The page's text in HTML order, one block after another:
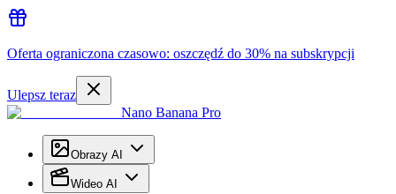
Oferta ograniczona czasowo: oszczędź do 30% na subskrypcji
Ulepsz teraz
Nano Banana Pro
Obrazy AI
Wideo AI